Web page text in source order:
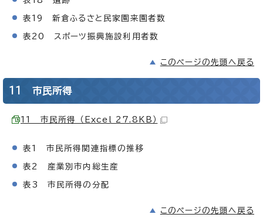
表19 新倉ふるさと民家園来園者数
表20 スポーツ振興施設利用者数
このページの先頭へ戻る
11 市民所得
11 市民所得 （Excel 27.8KB）
表1 市民所得関連指標の推移
表2 産業別市内総生産
表3 市民所得の分配
このページの先頭へ戻る